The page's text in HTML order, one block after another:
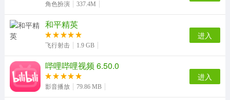
角色扮演 337.4M
和平精英
飞行射击 1.9 GB
进入
哔哩哔哩视频 6.50.0
影音播放 79.86 MB
进入